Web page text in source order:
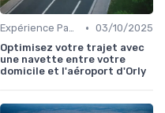
Expérience Passager • 03/10/2025
Optimisez votre trajet avec
une navette entre votre
domicile et l'aéroport d'Orly